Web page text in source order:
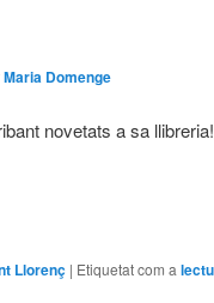
Maria Domenge
novetats a sa
Llorenç | Etiquetat com a